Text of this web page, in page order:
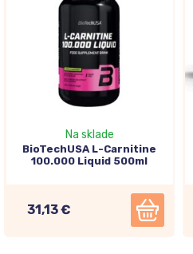
Na sklade
BioTechUSA L-Carnitine
100.000 Liquid 500ml
31,13 €